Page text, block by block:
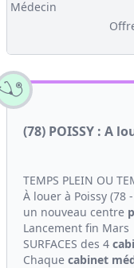
Médecin
(78) POISSY : A
TEMPS PLEIN OU
À louer à Poissy (78
un nouveau centre
Lancement fin Mars
SURFACES des 4
Chaque cabinet